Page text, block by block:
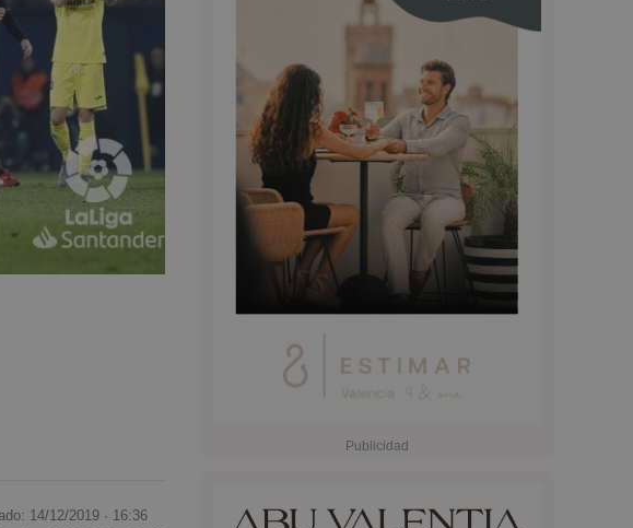
14/12/2019 · 16:36